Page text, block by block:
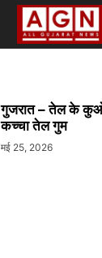
गुजरात – तेल के
कच्चा तेल गुम
मई 25, 2026